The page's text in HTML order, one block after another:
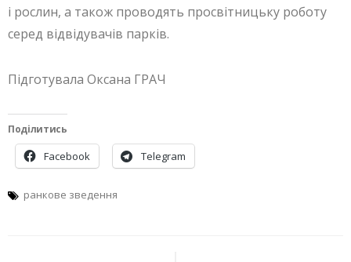
і рослин, а також проводять просвітницьку роботу
серед відвідувачів парків.
Підготувала Оксана ГРАЧ
Поділитись
Facebook Telegram
ранкове зведення